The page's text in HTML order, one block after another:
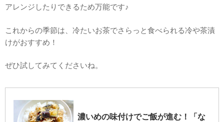
アレンジしたりできるため万能です♪
これからの季節は、冷たいお茶でさらっと食べられる冷や茶漬
けがおすすめ！
ぜひ試してみてくださいね。
濃いめの味付けでご飯が進む！「な